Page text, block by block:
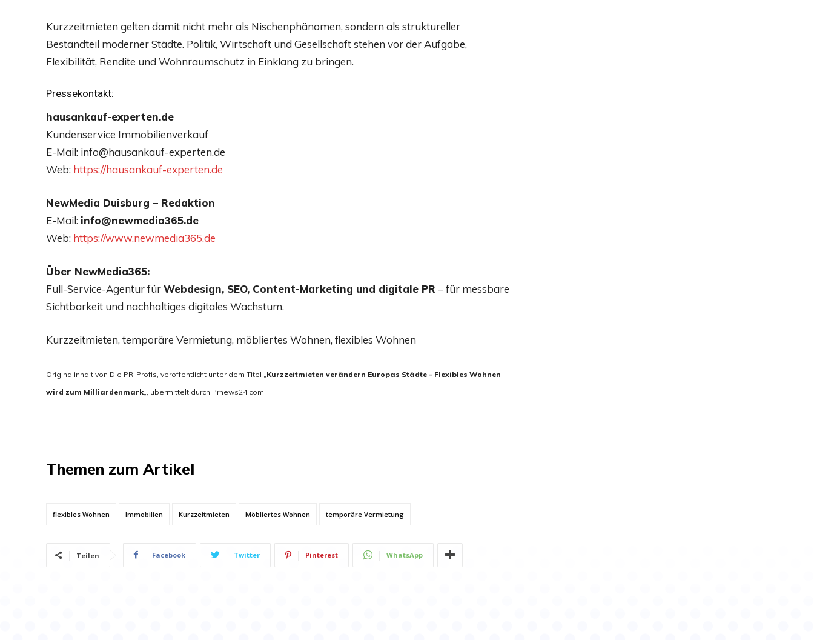
Kurzzeitmieten gelten damit nicht mehr als Nischenphänomen, sondern als struktureller
Bestandteil moderner Städte. Politik, Wirtschaft und Gesellschaft stehen vor der Aufgabe,
Flexibilität, Rendite und Wohnraumschutz in Einklang zu bringen.
Pressekontakt:
hausankauf-experten.de
Kundenservice Immobilienverkauf
E-Mail: info@hausankauf-experten.de
Web: https://hausankauf-experten.de
NewMedia Duisburg – Redaktion
E-Mail: info@newmedia365.de
Web: https://www.newmedia365.de
Über NewMedia365:
Full-Service-Agentur fürWebdesign, SEO, Content-Marketing und digitale PR – für messbare
Sichtbarkeit und nachhaltiges digitales Wachstum.
Kurzzeitmieten, temporäre Vermietung, möbliertes Wohnen, flexibles Wohnen
Originalinhalt von Die PR-Profis, veröffentlicht unter dem Titel „ Kurzzeitmieten verändern Europas Städte – Flexibles Wohnen
wird zum Milliardenmark „, übermittelt durch Prnews24.com
Themen zum Artikel
flexibles Wohnen Immobilien Kurzzeitmieten Möbliertes Wohnen temporäre Vermietung
Teilen Facebook Twitter Pinterest WhatsApp